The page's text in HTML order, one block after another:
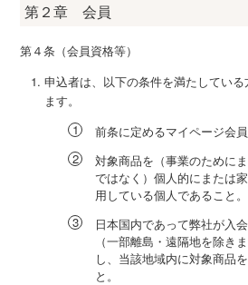
第２章 会員
第４条（会員資格等）
申込者は、以下の条件を満たしている
ます。
前条に定めるマイページ会員
対象商品を（事業のために
ではなく）個人的にまたは
用している個人であること。
日本国内であって弊社が入
（一部離島・遠隔地を除
し、当該地域内に対象商品
と。